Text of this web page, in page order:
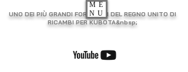
UNO DEI PIÙ GRANDI FORNITORI DEL REGNO UNITO DI
RICAMBI PER KUBOTA&nbsp;
ME
NU